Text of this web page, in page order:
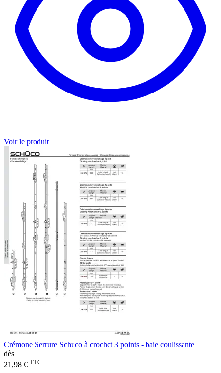
Voir le produit
Crémone Serrure Schuco à crochet 3 points - baie coulissante
dès
21,98 € TTC